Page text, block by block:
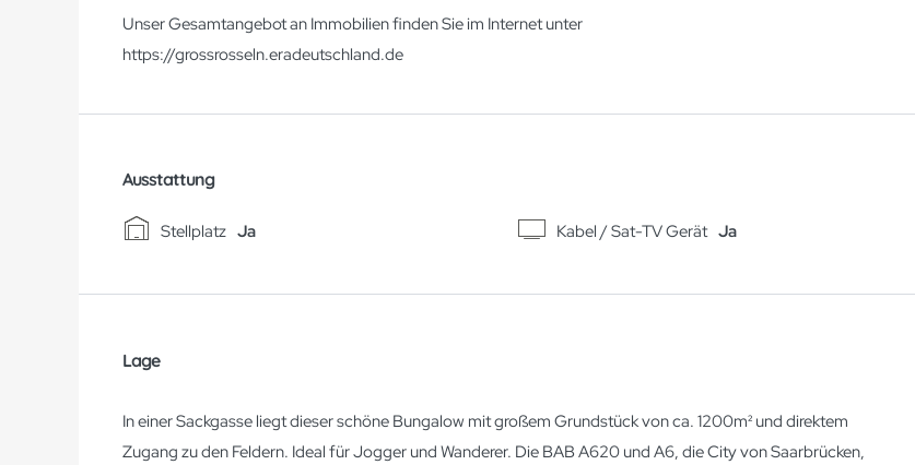
Unser Gesamtangebot an Immobilien finden Sie im Internet unter
https://grossrosseln.eradeutschland.de
Ausstattung
Stellplatz Ja Kabel / Sat-TV Gerät Ja
Lage
In einer Sackgasse liegt dieser schöne Bungalow mit großem Grundstück von ca. 1200m² und direktem
Zugang zu den Feldern. Ideal für Jogger und Wanderer. Die BAB A620 und A6, die City von Saarbrücken,